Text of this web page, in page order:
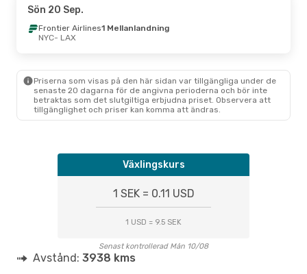
Frontier Airlines
LAX- NYC
NYC
American Airlines
1 Mellanlandning
LAX- NYC
Sön 20 Sep.
Frontier Airlines1 Mellanlandning
NYC- LAX
Priserna som visas på den här sidan var tillgängliga under de
senaste 20 dagarna för de angivna perioderna och bör inte
betraktas som det slutgiltiga erbjudna priset. Observera att
tillgänglighet och priser kan komma att ändras.
Växlingskurs
1 SEK = 0.11 USD
1 USD = 9.5 SEK
Senast kontrollerad Mån 10/08
Avstånd: 3938 kms